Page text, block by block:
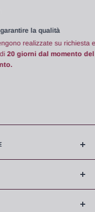
la qualità
realizzate su richiesta e
20 giorni dal momento del